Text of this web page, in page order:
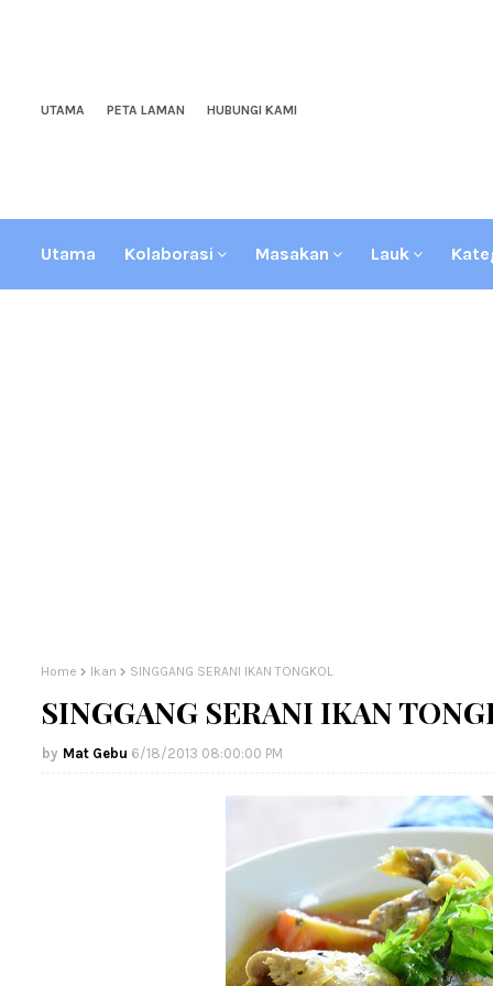
UTAMA PETA LAMAN HUBUNGI KAMI
Utama Kolaborasi Masakan Lauk
Home Ikan SINGGANG SERANI IKAN TONGKOL
SINGGANG SERANI IKAN
Mat Gebu 6/18/2013 08:00:00 PM